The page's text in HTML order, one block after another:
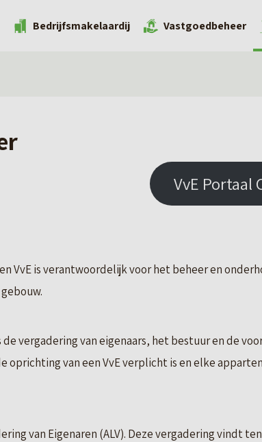
Bedrijfsmakelaardij Vastgoedbeheer
VvE Portaal
VvE is verantwoordelijk voor het beheer en
vergadering van eigenaars, het bestuur en de
oprichting van een VvE verplicht is en elke
van Eigenaren (ALV). Deze vergadering vindt